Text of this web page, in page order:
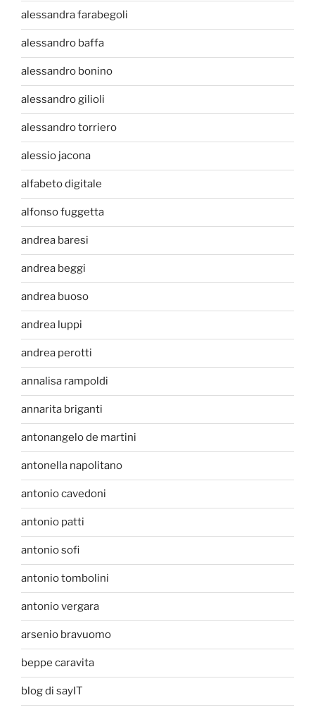
alessandra farabegoli
alessandro baffa
alessandro bonino
alessandro gilioli
alessandro torriero
alessio jacona
alfabeto digitale
alfonso fuggetta
andrea baresi
andrea beggi
andrea buoso
andrea luppi
andrea perotti
annalisa rampoldi
annarita briganti
antonangelo de martini
antonella napolitano
antonio cavedoni
antonio patti
antonio sofi
antonio tombolini
antonio vergara
arsenio bravuomo
beppe caravita
blog di sayIT